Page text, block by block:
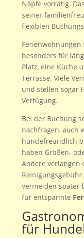
Näpfe vorrätig.
seiner
flexiblen
besonders für
Platz, eine Küche
Terrasse. Viele
und stellen sogar
Verfügung.
Bei der Buchung
nachfragen, auch
hundefreundlich
haben Größen-
Andere verlangen
vermeiden später
für entspannte
für